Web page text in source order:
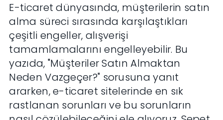
E-ticaret dünyasında, müşterilerin satın
alma süreci sırasında karşılaştıkları
çeşitli engeller, alışverişi
tamamlamalarını engelleyebilir. Bu
yazıda, "Müşteriler Satın Almaktan
Neden Vazgeçer?" sorusuna yanıt
ararken, e-ticaret sitelerinde en sık
rastlanan sorunları ve bu sorunların